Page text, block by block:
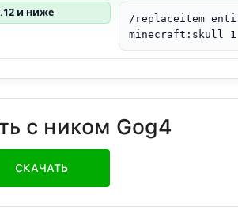
и ниже
/replaceitem
minecraft:skull 1
с ником Gog4
СКАЧАТЬ